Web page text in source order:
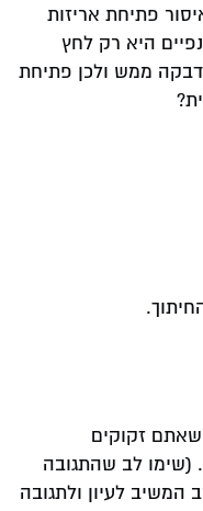
פתיחת אריזות
היא רק לחץ
ממש ולכן פתיחת
זקוקים
לב שהתגובה
לעיון ולתגובה